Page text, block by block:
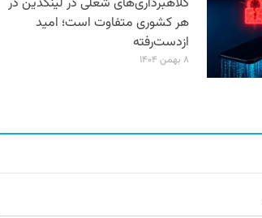
هر کشوری متفاوت است؛ امید
ازدست‌رفته
۸ بهمن ۱۴۰۴